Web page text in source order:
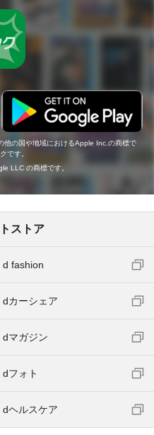
の国や地域におけるApple Inc.の商標で
です。
LLC の商標です。
ストア
d fashion
dカーシェア
dマガジン
dフォト
dヘルスケア